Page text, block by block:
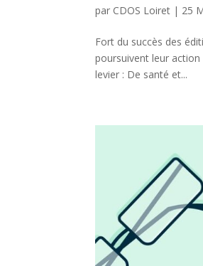
par CDOS Loiret | 25
Fort du succès des
poursuivent leur action
levier : De santé et...